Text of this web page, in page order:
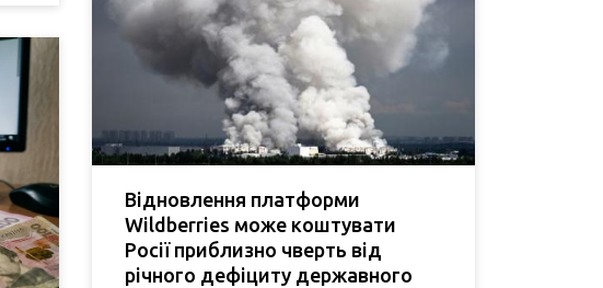
Відновлення платформи
Wildberries може коштувати
Росії приблизно чверть від
річного дефіциту державного